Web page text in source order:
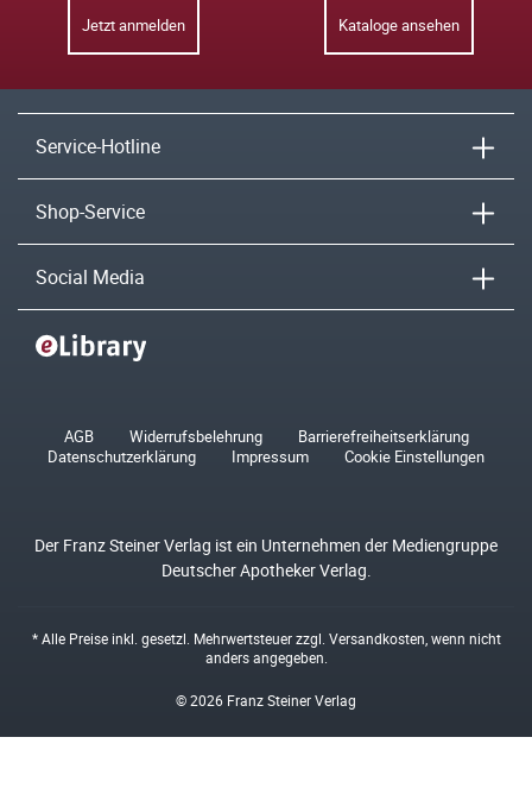
Jetzt anmelden Kataloge ansehen
Service-Hotline
Shop-Service
Social Media
AGB Widerrufsbelehrung
Barrierefreiheitserklärung
Datenschutzerklärung
Impressum Cookie Einstellungen
Der Franz Steiner Verlag ist ein Unternehmen der Mediengruppe
Deutscher Apotheker Verlag.
* Alle Preise inkl. gesetzl. Mehrwertsteuer zzgl. Versandkosten , wenn nicht
anders angegeben.
© 2026 Franz Steiner Verlag